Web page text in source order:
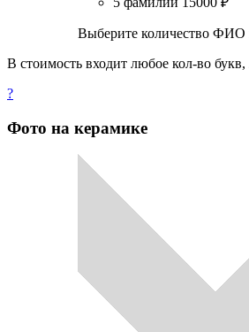
Выберите количество ФИО
В стоимость входит любое кол-во
?
Фото на керамике